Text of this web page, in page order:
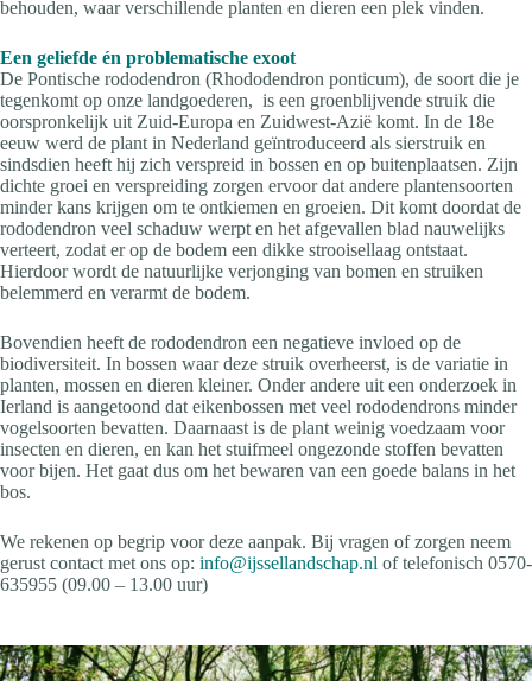
behouden, waar verschillende planten en dieren een plek vinden.
Een geliefde én problematische exoot
De Pontische rododendron (Rhododendron ponticum), de soort die je
tegenkomt op onze landgoederen, is een groenblijvende struik die
oorspronkelijk uit Zuid-Europa en Zuidwest-Azië komt. In de 18e
eeuw werd de plant in Nederland geïntroduceerd als sierstruik en
sindsdien heeft hij zich verspreid in bossen en op buitenplaatsen. Zijn
dichte groei en verspreiding zorgen ervoor dat andere plantensoorten
minder kans krijgen om te ontkiemen en groeien. Dit komt doordat de
rododendron veel schaduw werpt en het afgevallen blad nauwelijks
verteert, zodat er op de bodem een dikke strooisellaag ontstaat.
Hierdoor wordt de natuurlijke verjonging van bomen en struiken
belemmerd en verarmt de bodem.
Bovendien heeft de rododendron een negatieve invloed op de
biodiversiteit. In bossen waar deze struik overheerst, is de variatie in
planten, mossen en dieren kleiner. Onder andere uit een onderzoek in
Ierland is aangetoond dat eikenbossen met veel rododendrons minder
vogelsoorten bevatten. Daarnaast is de plant weinig voedzaam voor
insecten en dieren, en kan het stuifmeel ongezonde stoffen bevatten
voor bijen. Het gaat dus om het bewaren van een goede balans in het
bos.
We rekenen op begrip voor deze aanpak. Bij vragen of zorgen neem
gerust contact met ons op: info@ijssellandschap.nl of telefonisch 0570-
635955 (09.00 – 13.00 uur)